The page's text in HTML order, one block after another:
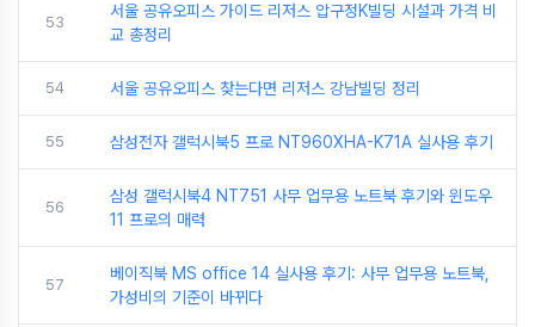
53
서울 공유오피스 가이드 리저스 압구정K빌딩 시설과 가격 비
교 총정리
54 서울 공유오피스 찾는다면 리저스 강남빌딩 정리
55 삼성전자 갤럭시북5 프로 NT960XHA-K71A 실사용 후기
56
삼성 갤럭시북4 NT751 사무 업무용 노트북 후기와 윈도우
11 프로의 매력
57
베이직북 MS office 14 실사용 후기: 사무 업무용 노트북,
가성비의 기준이 바뀌다